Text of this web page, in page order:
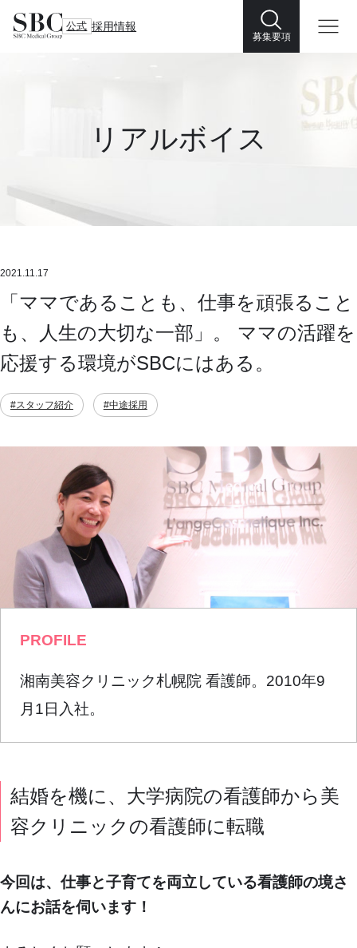
公式 採用情報
募集要項
リアルボイス
2021.11.17
「ママであることも、仕事を頑張ること
も、人生の大切な一部」。 ママの活躍を
応援する環境がSBCにはある。
#スタッフ紹介 #中途採用
PROFILE
湘南美容クリニック札幌院 看護師。2010年9
月1日入社。
結婚を機に、大学病院の看護師から美
容クリニックの看護師に転職
今回は、仕事と子育てを両立している看護師の境さ
んにお話を伺います！